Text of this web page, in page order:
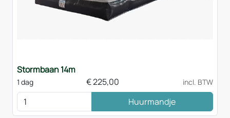
Stormbaan 14m
1 dag €225,00 incl. BTW
Huurmandje